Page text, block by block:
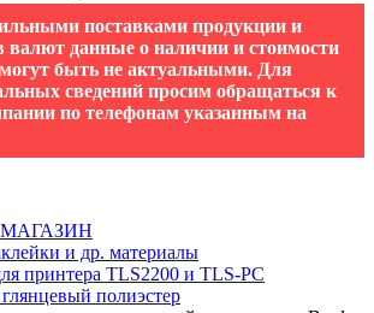
поставками продукции и
валют данные о наличии и стоимости
могут быть не актуальными. Для
сведений просим обращаться к
по телефонам указанным на
и др. материалы
принтера TLS2200 и TLS-PC
полиэстер